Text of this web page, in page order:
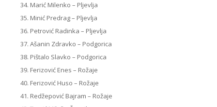
Marić Milenko – Pljevlja
Minić Predrag – Pljevlja
Petrović Radinka – Pljevlja
Ašanin Zdravko – Podgorica
Pištalo Slavko – Podgorica
Ferizović Enes – Rožaje
Ferizović Huso – Rožaje
Redžepović Bajram – Rožaje